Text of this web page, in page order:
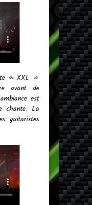
« XXL »
avant de
est
chante. La
guitaristes